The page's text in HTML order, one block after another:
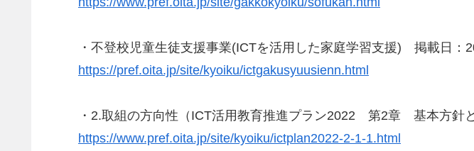
・不登校児童生徒支援事業(ICTを活用した家庭学習支援) 掲載日：
https://pref.oita.jp/site/kyoiku/ictgakusyuusienn.html
・2.取組の方向性（ICT活用教育推進プラン2022 第2章 基本方針
https://www.pref.oita.jp/site/kyoiku/ictplan2022-2-1-1.html